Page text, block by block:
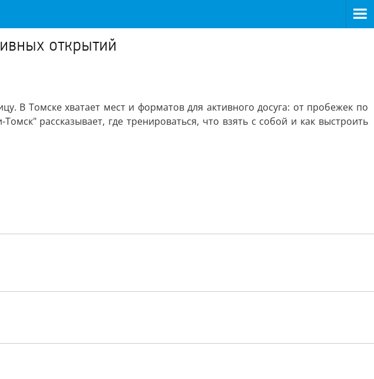
открытий
В Томске хватает мест и форматов для активного досуга: от пробежек по
рассказывает, где тренироваться, что взять с собой и как выстроить